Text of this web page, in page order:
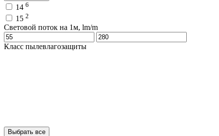
14 6
15 2
Световой поток на 1м, lm/m
Класс пылевлагозащиты
Выбрать все